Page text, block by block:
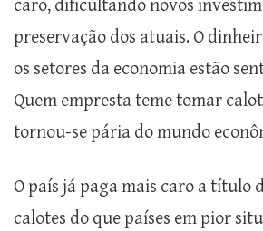
caro, dificultando novos
preservação dos atuais. O
os setores da economia estão
Quem empresta teme tomar
tornou-se pária do mundo
O país já paga mais caro a título
calotes do que países em pior